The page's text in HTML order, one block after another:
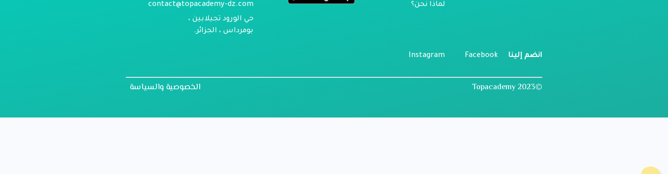
لماذا نحن؟
contact@topacademy-dz.com
حي الورود تجيلابين ،
بومرداس ، الجزائر.
انضم إلينا Facebook
Instagram
©2023 Topacademy الخصوصية والسياسة